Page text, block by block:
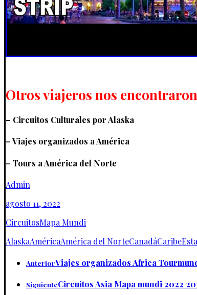
Otros viajeros nos
– Circuitos Culturales por Alaska
– Viajes organizados a América
– Tours a América del Norte
Admin
agosto 11, 2022
CircuitosMapa Mundi
AlaskaAméricaAmérica del NorteCanadáCaribe
AnteriorViajes organizados Africa
SiguienteCircuitos Asia Mapa mundi 2022